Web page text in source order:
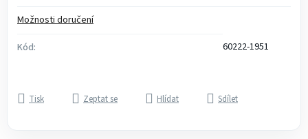
Možnosti doručení
Kód:
60222-1951
Tisk Zeptat se Hlídat Sdílet